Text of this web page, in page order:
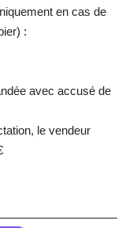
en cas de
:
avec accusé de
le vendeur